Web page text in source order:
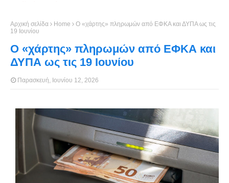
Αρχική σελίδα Home
Ο «χάρτης» πληρωμών από ΕΦΚΑ και ΔΥΠΑ ως τις
19 Ιουνίου
Ο «χάρτης» πληρωμών από ΕΦΚΑ και
ΔΥΠΑ ως τις 19 Ιουνίου
Παρασκευή, Ιουνίου 12, 2026